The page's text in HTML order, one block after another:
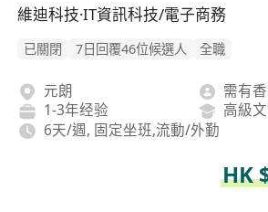
維迪科技·IT資訊科技/電子商務
已關閉 7日回覆46位候選人 全職
元朗
需有
1-3年经验
高級
6天/週, 固定坐班,流動/外勤
HK